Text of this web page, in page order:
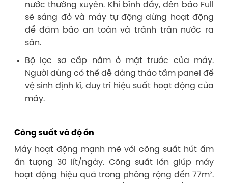
nước thường xuyên. Khi bình đầy, đèn báo Full
sẽ sáng đỏ và máy tự động dừng hoạt động
để đảm bảo an toàn và tránh tràn nước ra
sàn.
Bộ lọc sơ cấp nằm ở mặt trước của máy.
Người dùng có thể dễ dàng tháo tấm panel để
vệ sinh định kì, duy trì hiệu suất hoạt động của
máy.
Công suất và độ ồn
Máy hoạt động mạnh mẽ với công suất hút ẩm
ấn tượng 30 lít/ngày. Công suất lớn giúp máy
hoạt động hiệu quả trong phòng rộng đến 77m².